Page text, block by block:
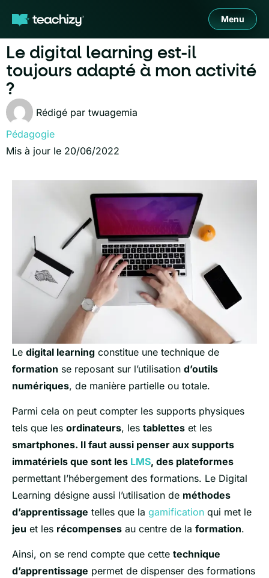
Menu
Le digital learning est-il
toujours adapté à mon activité
?
Rédigé par twuagemia
Pédagogie
Mis à jour le 20/06/2022
Le digital learning constitue une technique de
formation se reposant sur l’utilisation d’outils
numériques, de manière partielle ou totale.
Parmi cela on peut compter les supports physiques
tels que les ordinateurs, les tablettes et les
smartphones. Il faut aussi penser aux supports
immatériels que sont les LMS, des plateformes
permettant l’hébergement des formations. Le Digital
Learning désigne aussi l’utilisation de méthodes
d’apprentissage telles que la gamification qui met le
jeu et les récompenses au centre de la formation.
Ainsi, on se rend compte que cette technique
d’apprentissage permet de dispenser des formations